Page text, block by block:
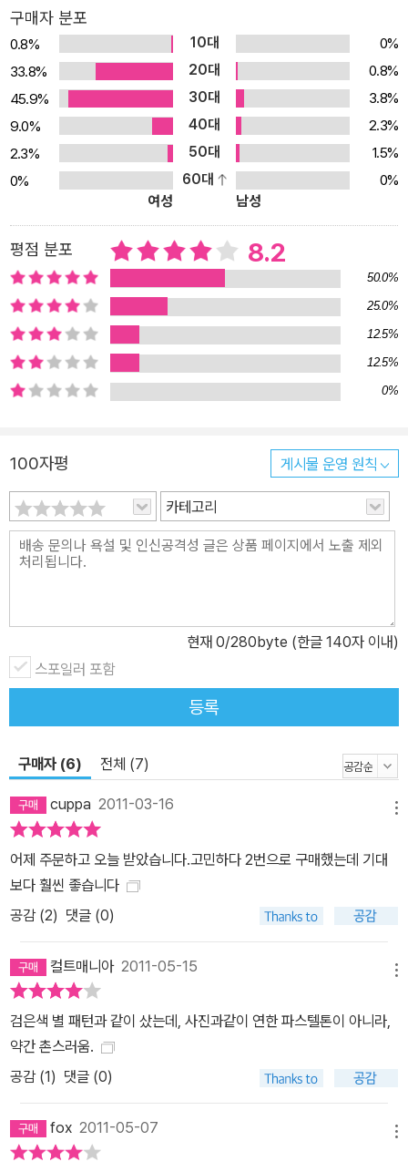
구매자 분포
0.8% 10대
0%
33.8%
20대
0.8%
45.9%
30대
3.8%
9.0%
40대
2.3%
2.3%
50대
1.5%
0%
60대
0%
여성
남성
평점 분포 8.2
50.0%
25.0%
12.5%
12.5%
0%
100자평 게시물 운영 원칙
카테고리
현재 0/280byte (한글 140자 이내)
스포일러 포함
등록
구매자 (6) 전체 (7)
cuppa 2011-03-16
어제 주문하고 오늘 받았습니다.고민하다 2번으로 구매했는데 기대
보다 훨씬 좋습니다
공감 (2) 댓글 (0)
컬트매니아2011-05-15
검은색 별 패턴과 같이 샀는데, 사진과같이 연한 파스텔톤이 아니라,
약간 촌스러움.
공감 (1) 댓글 (0)
fox 2011-05-07